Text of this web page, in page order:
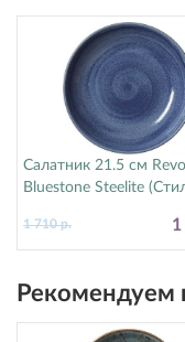
Салатник 21.5 см
Bluestone Steelite
1
1 710 р.
Рекомендуем